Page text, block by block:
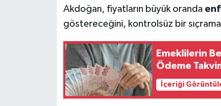
Akdoğan, fiyatların büyük oranda
göstereceğini, kontrolsüz bir
Emeklilerin
Ödeme
İçeriği